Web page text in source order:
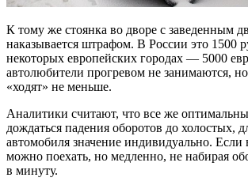
К тому же стоянка во дворе с заведенным
наказывается штрафом. В России это 1500
некоторых европейских городах — 5000
автолюбители прогревом не занимаются,
«ходят» не меньше.
Аналитики считают, что все же
дождаться падения оборотов до холостых,
автомобиля значение индивидуально. Если
можно поехать, но медленно, не набирая
в минуту.